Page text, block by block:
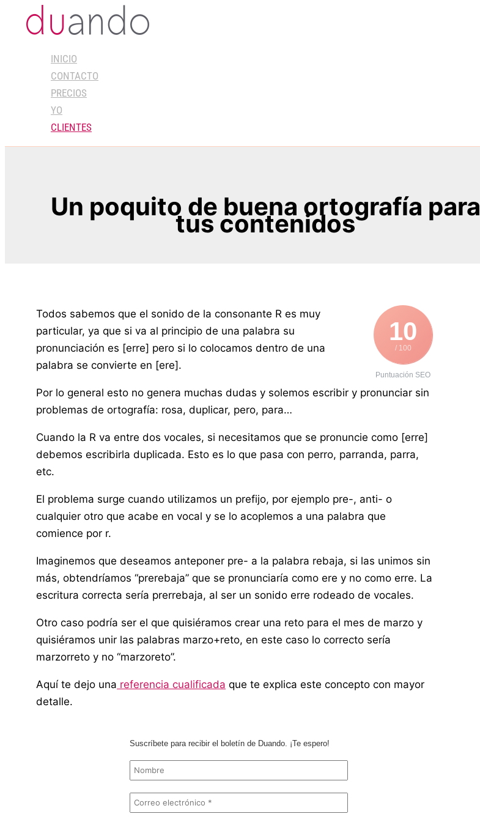
INICIO
CONTACTO
PRECIOS
YO
CLIENTES
Un poquito de buena ortografía para
tus contenidos
10
/ 100
Puntuación SEO
Todos sabemos que el sonido de la consonante R es muy
particular, ya que si va al principio de una palabra su
pronunciación es [erre] pero si lo colocamos dentro de una
palabra se convierte en [ere].
Por lo general esto no genera muchas dudas y solemos escribir y pronunciar sin
problemas de ortografía: rosa, duplicar, pero, para…
Cuando la R va entre dos vocales, si necesitamos que se pronuncie como [erre]
debemos escribirla duplicada. Esto es lo que pasa con perro, parranda, parra,
etc.
El problema surge cuando utilizamos un prefijo, por ejemplo pre-, anti- o
cualquier otro que acabe en vocal y se lo acoplemos a una palabra que
comience por r.
Imaginemos que deseamos anteponer pre- a la palabra rebaja, si las unimos sin
más, obtendríamos “prerebaja” que se pronunciaría como ere y no como erre. La
escritura correcta sería prerrebaja, al ser un sonido erre rodeado de vocales.
Otro caso podría ser el que quisiéramos crear una reto para el mes de marzo y
quisiéramos unir las palabras marzo+reto, en este caso lo correcto sería
marzorreto y no “marzoreto”.
Aquí te dejo una referencia cualificada que te explica este concepto con mayor
detalle.
Suscríbete para recibir el boletín de Duando. ¡Te espero!